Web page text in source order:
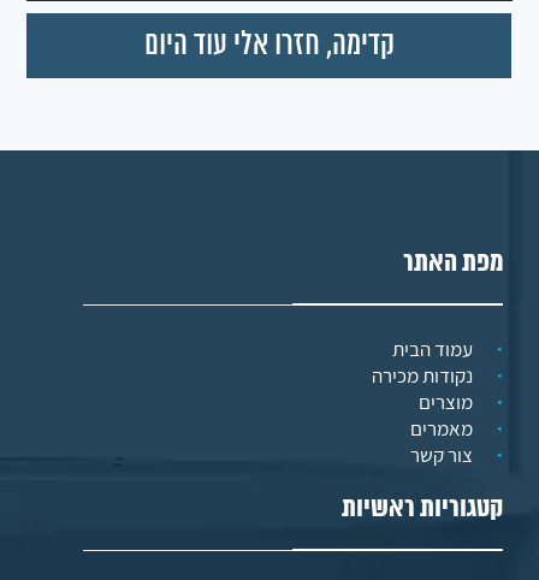
מפת האתר
עמוד הבית
נקודות מכירה
מוצרים
מאמרים
צור קשר
קטגוריות ראשיות